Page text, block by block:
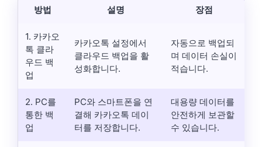
방법 설명 장점
1. 카카오
톡 클라
우드 백
업
카카오톡 설정에서
클라우드 백업을 활
성화합니다.
자동으로 백업되
며 데이터 손실이
적습니다.
2. PC를
통한 백
업
PC와 스마트폰을 연
결해 카카오톡 데이
터를 저장합니다.
대용량 데이터를
안전하게 보관할
수 있습니다.